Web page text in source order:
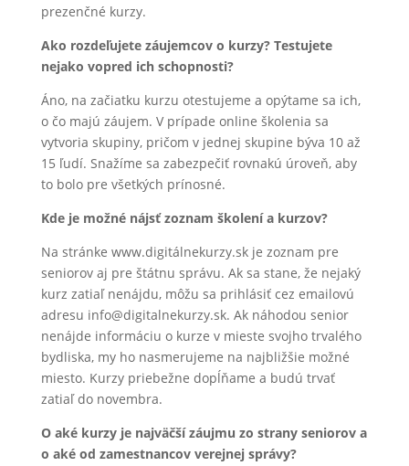
prezenčné kurzy.
Ako rozdeľujete záujemcov o kurzy? Testujete
nejako vopred ich schopnosti?
Áno, na začiatku kurzu otestujeme a opýtame sa ich,
o čo majú záujem. V prípade online školenia sa
vytvoria skupiny, pričom v jednej skupine býva 10 až
15 ľudí. Snažíme sa zabezpečiť rovnakú úroveň, aby
to bolo pre všetkých prínosné.
Kde je možné nájsť zoznam školení a kurzov?
Na stránke www.digitálnekurzy.sk je zoznam pre
seniorov aj pre štátnu správu. Ak sa stane, že nejaký
kurz zatiaľ nenájdu, môžu sa prihlásiť cez emailovú
adresu info@digitalnekurzy.sk. Ak náhodou senior
nenájde informáciu o kurze v mieste svojho trvalého
bydliska, my ho nasmerujeme na najbližšie možné
miesto. Kurzy priebežne dopĺňame a budú trvať
zatiaľ do novembra.
O aké kurzy je najväčší záujmu zo strany seniorov a
o aké od zamestnancov verejnej správy?